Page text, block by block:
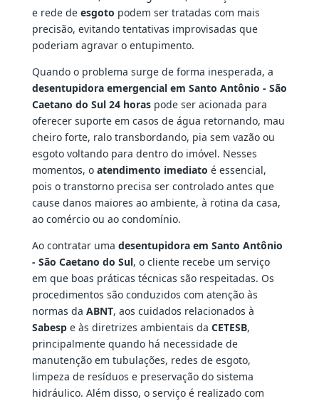
e rede de esgoto podem ser tratadas com mais
precisão, evitando tentativas improvisadas que
poderiam agravar o entupimento.
Quando o problema surge de forma inesperada, a
desentupidora emergencial em Santo Antônio - São
Caetano do Sul 24 horaspode ser acionada para
oferecer suporte em casos de água retornando, mau
cheiro forte, ralo transbordando, pia sem vazão ou
esgoto voltando para dentro do imóvel. Nesses
momentos, o atendimento imediato é essencial,
pois o transtorno precisa ser controlado antes que
cause danos maiores ao ambiente, à rotina da casa,
ao comércio ou ao condomínio.
Ao contratar uma desentupidora em Santo Antônio
- São Caetano do Sul, o cliente recebe um serviço
em que boas práticas técnicas são respeitadas. Os
procedimentos são conduzidos com atenção às
normas da ABNT, aos cuidados relacionados à
Sabespe às diretrizes ambientais da CETESB,
principalmente quando há necessidade de
manutenção em tubulações, redes de esgoto,
limpeza de resíduos e preservação do sistema
hidráulico. Além disso, o serviço é realizado com